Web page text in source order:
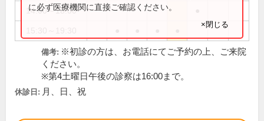
14:00～18:00
に必ず医療機関に直接ご確認ください。
×閉じる
備考: ※初診の方は、お電話にてご予約の上、ご来院
ください。
※第4土曜日午後の診察は16:00まで。
休診日: 月、日、祝